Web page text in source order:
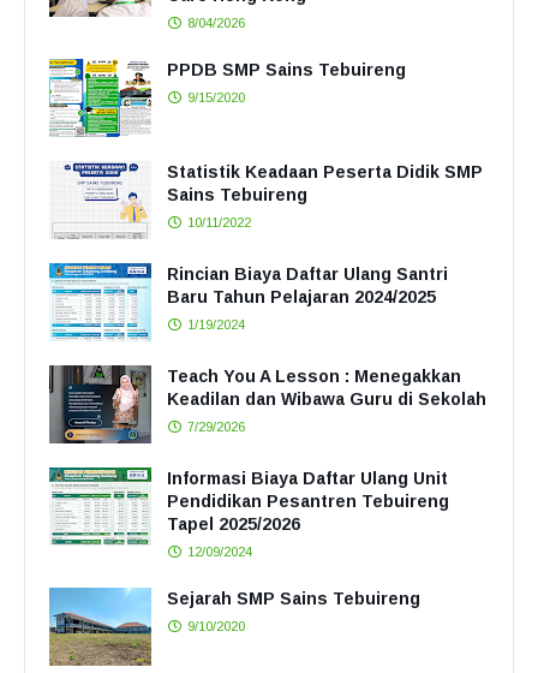
8/04/2026
PPDB SMP Sains Tebuireng
9/15/2020
Statistik Keadaan Peserta Didik SMP
Sains Tebuireng
10/11/2022
Rincian Biaya Daftar Ulang Santri
Baru Tahun Pelajaran 2024/2025
1/19/2024
Teach You A Lesson : Menegakkan
Keadilan dan Wibawa Guru di Sekolah
7/29/2026
Informasi Biaya Daftar Ulang Unit
Pendidikan Pesantren Tebuireng
Tapel 2025/2026
12/09/2024
Sejarah SMP Sains Tebuireng
9/10/2020